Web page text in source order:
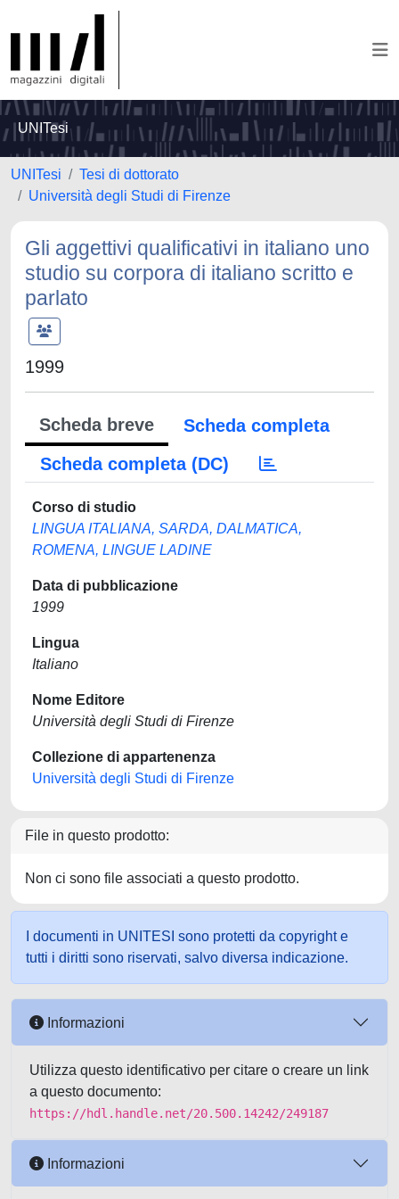
UNITesi
UNITesi
Tesi di dottorato
Università degli Studi di Firenze
Gli aggettivi qualificativi in italiano uno
studio su corpora di italiano scritto e
parlato
1999
Scheda breve
Scheda completa
Scheda completa (DC)
Corso di studio
LINGUA ITALIANA, SARDA, DALMATICA,
ROMENA, LINGUE LADINE
Data di pubblicazione
1999
Lingua
Italiano
Nome Editore
Università degli Studi di Firenze
Collezione di appartenenza
Università degli Studi di Firenze
File in questo prodotto:
Non ci sono file associati a questo prodotto.
I documenti in UNITESI sono protetti da copyright e
tutti i diritti sono riservati, salvo diversa indicazione.
Informazioni
Utilizza questo identificativo per citare o creare un link
a questo documento:
https://hdl.handle.net/20.500.14242/249187
Informazioni